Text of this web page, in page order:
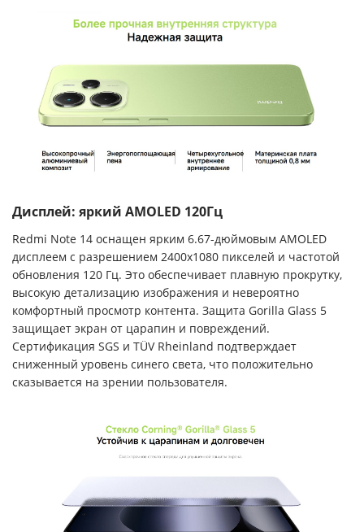
Дисплей: яркий AMOLED 120Гц
Redmi Note 14 оснащен ярким 6.67-дюймовым AMOLED
дисплеем с разрешением 2400x1080 пикселей и частотой
обновления 120 Гц. Это обеспечивает плавную прокрутку,
высокую детализацию изображения и невероятно
комфортный просмотр контента. Защита Gorilla Glass 5
защищает экран от царапин и повреждений.
Сертификация SGS и TÜV Rheinland подтверждает
сниженный уровень синего света, что положительно
сказывается на зрении пользователя.